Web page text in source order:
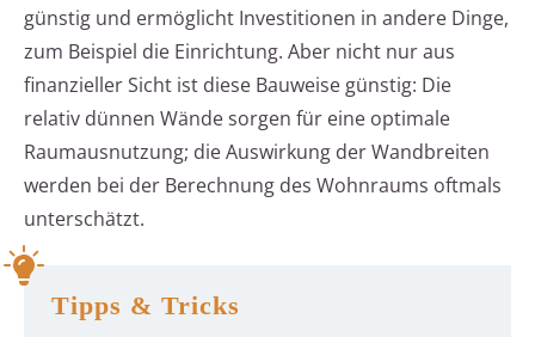
günstig und ermöglicht Investitionen in andere Dinge,
zum Beispiel die Einrichtung. Aber nicht nur aus
finanzieller Sicht ist diese Bauweise günstig: Die
relativ dünnen Wände sorgen für eine optimale
Raumausnutzung; die Auswirkung der Wandbreiten
werden bei der Berechnung des Wohnraums oftmals
unterschätzt.
Tipps & Tricks